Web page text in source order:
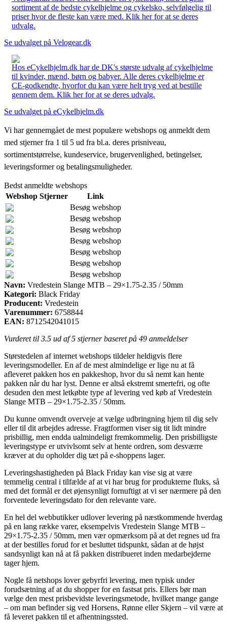
sortiment af de bedste cykelhjelme og cykelsko, selvfølgelig til
priser hvor de fleste kan være med. Klik her for at se deres
udvalg.
Se udvalget på Velogear.dk
Hos eCykelhjelm.dk har de DK's største udvalg af cykelhjelme
til kvinder, mænd, børn og babyer. Alle deres cykelhjelme er
CE-godkendte, hvorfor du kan være helt tryg ved at bestille
gennem dem. Klik her for at se deres udvalg.
Se udvalget på eCykelhjelm.dk
Vi har gennemgået de mest populære webshops og anmeldt dem
med stjerner fra 1 til 5 ud fra bl.a. deres prisniveau,
sortimentstørrelse, kundeservice, brugervenlighed, betingelser,
leveringsformer og betalingsmuligheder.
Bedst anmeldte webshops
Webshop Stjerner
Link
Besøg webshop
Besøg webshop
Besøg webshop
Besøg webshop
Besøg webshop
Besøg webshop
Besøg webshop
Navn: Vredestein Slange MTB – 29×1.75-2.35 / 50mm
Kategori: Black Friday
Producent: Vredestein
Varenummer: 6758844
EAN: 8712542041015
Vurderet til 3.5 ud af 5 stjerner baseret på 49 anmeldelser
Størstedelen af internet webshops tildeler heldigvis flere
leveringsmodeller. En af de mest almindelige er lige nu at få
afleveret pakken hos en pakkeshop, hvor du så nemt kan hente
pakken når du har lyst. Denne er altså ekstremt smertefri, og ofte
desuden den mest letkøbte type af levering ved køb af Vredestein
Slange MTB – 29×1.75-2.35 / 50mm.
Du kunne omvendt overveje at vælge udbringning hjem til dig selv
eller til dit arbejdes adresse. Fragtformen viser sig tit lidt mindre
prisbillig, men endda ualmindeligt fremkommelig. Den prisbilligste
leveringstype er utvivlsomt selv at hente ordren, som desværre
kræver at du opholder dig tæt på e-shoppens lager.
Leveringshastigheden på Black Friday kan vise sig at være
temmelig central i tilfælde af at vi har brug for produkterne fluks, så
med det formål er det øjensynligt fornuftigt at vi ser nærmere på den
forventede leveringsdato for den relevante vare.
En hel del webbutikker udlover levering på næstkommende hverdag
på en lang række varer, eksempelvis Vredestein Slange MTB –
29×1.75-2.35 / 50mm, men vær opmærksom på at det regnes ud fra
at der bestilles forud for et besluttet tidspunkt, sådan at de højst
sandsynligt kan nå at få pakken distribueret inden medarbejderne
tager hjem.
Nogle få netshops lover gebyrfri levering, men typisk under
forudsætning af at du shopper for en fastsat pris. Ellers bør man
vælge den mest prisbevidste leveringsmetode, hvilket mange gange
– om man befinder sig ved Horsens, Rønne eller Skjern – vil være at
få leveret pakken til et afhentningssted.